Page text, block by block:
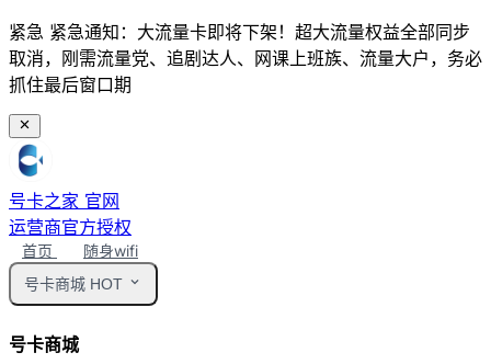
紧急 紧急通知：大流量卡即将下架！超大流量权益全部同步
取消，刚需流量党、追剧达人、网课上班族、流量大户，务必
抓住最后窗口期
号卡之家 官网
运营商官方授权
首页 随身wifi
号卡商城 HOT
号卡商城